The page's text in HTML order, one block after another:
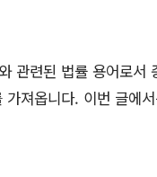
관련된 법률 용어로
져옵니다. 이번 글에